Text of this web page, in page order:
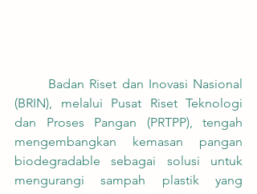
(BRIN), melalui Pusat Riset Teknologi
dan Proses Pangan (PRTPP), tengah
mengembangkan kemasan pangan
biodegradable sebagai solusi untuk
mengurangi sampah plastik yang